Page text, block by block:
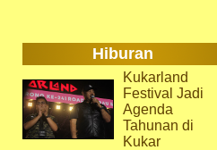
Hiburan
Kukarland
Festival Jadi
Agenda
Tahunan di
Kukar